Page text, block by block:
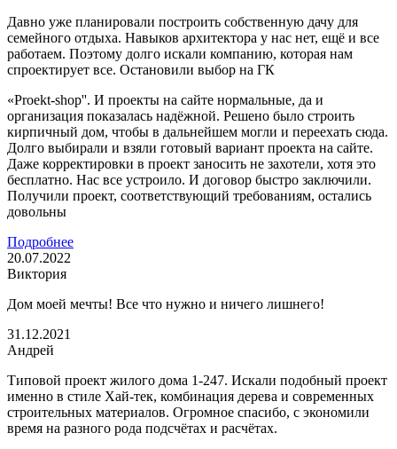
Давно уже планировали построить собственную дачу для
семейного отдыха. Навыков архитектора у нас нет, ещё и все
работаем. Поэтому долго искали компанию, которая нам
спроектирует все. Остановили выбор на ГК
«Proekt-shop''. И проекты на сайте нормальные, да и
организация показалась надёжной. Решено было строить
кирпичный дом, чтобы в дальнейшем могли и переехать сюда.
Долго выбирали и взяли готовый вариант проекта на сайте.
Даже корректировки в проект заносить не захотели, хотя это
бесплатно. Нас все устроило. И договор быстро заключили.
Получили проект, соответствующий требованиям, остались
довольны
Подробнее
20.07.2022
Виктория
Дом моей мечты! Все что нужно и ничего лишнего!
31.12.2021
Андрей
Типовой проект жилого дома 1-247. Искали подобный проект
именно в стиле Хай-тек, комбинация дерева и современных
строительных материалов. Огромное спасибо, с экономили
время на разного рода подсчётах и расчётах.